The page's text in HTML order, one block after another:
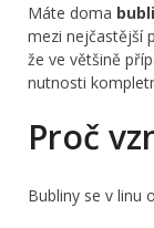
Máte doma
mezi nejčastější
že ve většině
nutnosti
Proč
Bubliny se v linu